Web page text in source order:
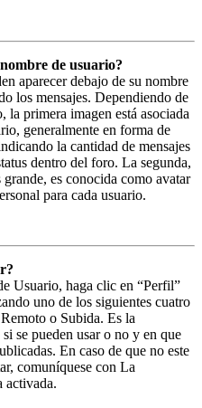
de usuario?
aparecer debajo de su nombre
los mensajes. Dependiendo de
primera imagen está asociada
generalmente en forma de
la cantidad de mensajes
dentro del foro. La segunda,
es conocida como avatar
para cada usuario.
Usuario, haga clic en “Perfil”
uno de los siguientes cuatro
o Subida. Es la
se pueden usar o no y en que
En caso de que no este
comuníquese con La
activada.